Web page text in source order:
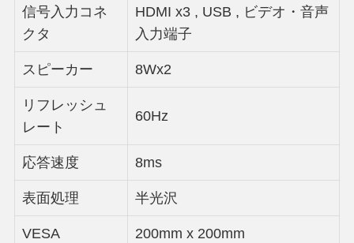
信号入力コネ
クタ
HDMI x3 , USB , ビデオ・音声
入力端子
スピーカー 8Wx2
リフレッシュ
レート
60Hz
応答速度 8ms
表面処理 半光沢
VESA 200mm x 200mm